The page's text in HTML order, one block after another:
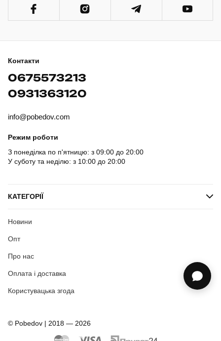
Контакти
0675573213
0931363120
info@pobedov.com
Режим роботи
З понеділка по п'ятницю: з 09:00 до 20:00
У суботу та неділю: з 10:00 до 20:00
КАТЕГОРІЇ
Новини
Опт
Про нас
Оплата і доставка
Користувацька згода
© Pobedov | 2018 — 2026